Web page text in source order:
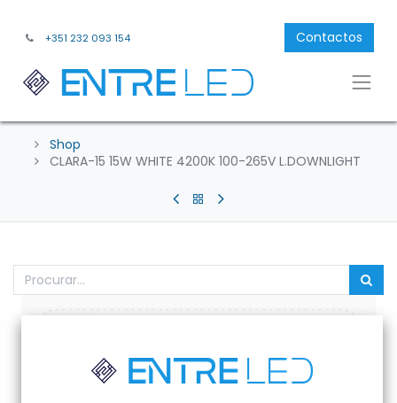
+351 232 093 154 Contactos
Shop
CLARA-15 15W WHITE 4200K 100-265V L.DOWNLIGHT